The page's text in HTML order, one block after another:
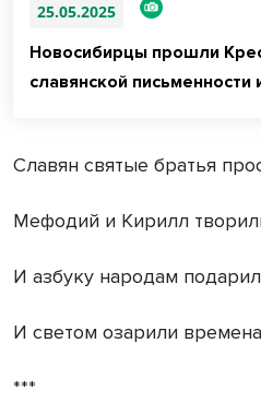
25.05.2025
Новосибирцы прошли
славянской письменности
Славян святые братья
Мефодий и Кирилл
И азбуку народам
И светом озарили
***